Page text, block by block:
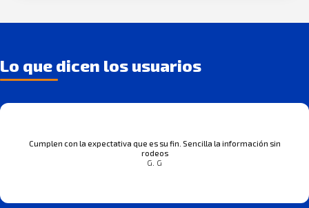
Lo que dicen los usuarios
Cumplen con la expectativa que es su fin. Sencilla la información sin
rodeos
G. G